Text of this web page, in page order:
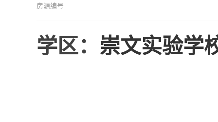
房源编号
学区： 崇文实验学